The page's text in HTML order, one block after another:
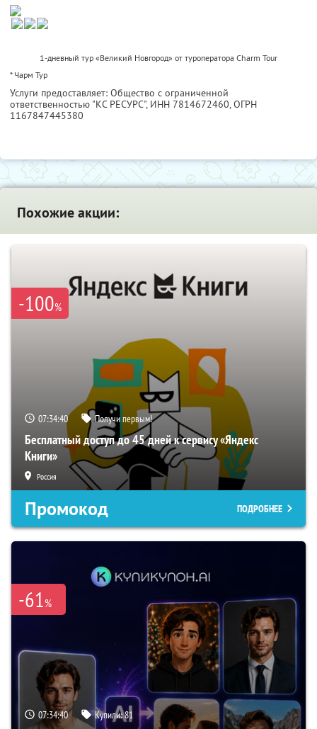
1-дневный тур «Великий Новгород» от туроператора Charm Tour
* Чарм Тур
Услуги предоставляет: Общество с ограниченной
ответственностью "КС РЕСУРС", ИНН 7814672460, ОГРН
1167847445380
Похожие акции:
-100%
07:34:39 Получи первым!
Бесплатный доступ до 45 дней к сервису «Яндекс
Книги»
Россия
Промокод ПОДРОБНЕЕ
-61%
07:34:39 Купили:81